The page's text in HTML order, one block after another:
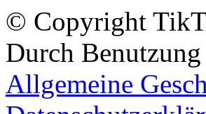
© Copyright
Durch Benutzung
Allgemeine